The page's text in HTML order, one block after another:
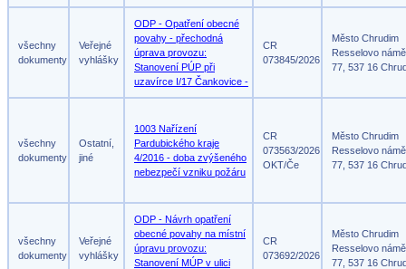
všechny
dokumenty
Veřejné
vyhlášky
ODP - Opatření obecné
povahy - přechodná
úprava provozu:
Stanovení PÚP při
uzavírce I/17 Čankovice -
CR
073845/2026
Město Chrudim
Resselovo
77, 537 16
všechny
dokumenty
Ostatní,
jiné
1003 Nařízení
Pardubického kraje
4/2016 - doba zvýšeného
nebezpečí vzniku požáru
CR
073563/2026
OKT/Če
Město Chrudim
Resselovo
77, 537 16
všechny
dokumenty
Veřejné
vyhlášky
ODP - Návrh opatření
obecné povahy na místní
úpravu provozu:
Stanovení MÚP v ulici
CR
073692/2026
Město Chrudim
Resselovo
77, 537 16